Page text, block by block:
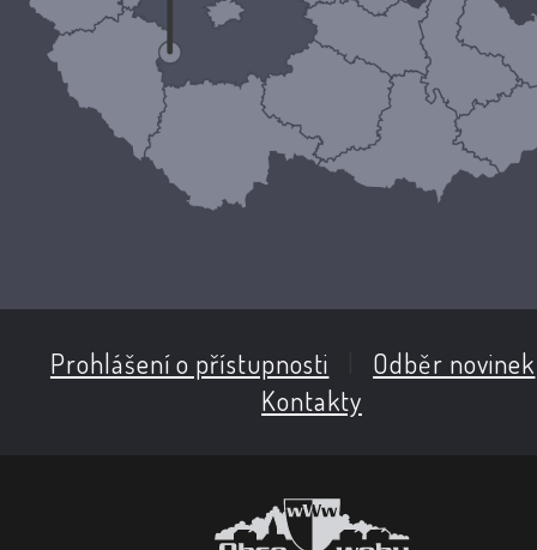
Prohlášení o přístupnosti Odběr novinek
Kontakty